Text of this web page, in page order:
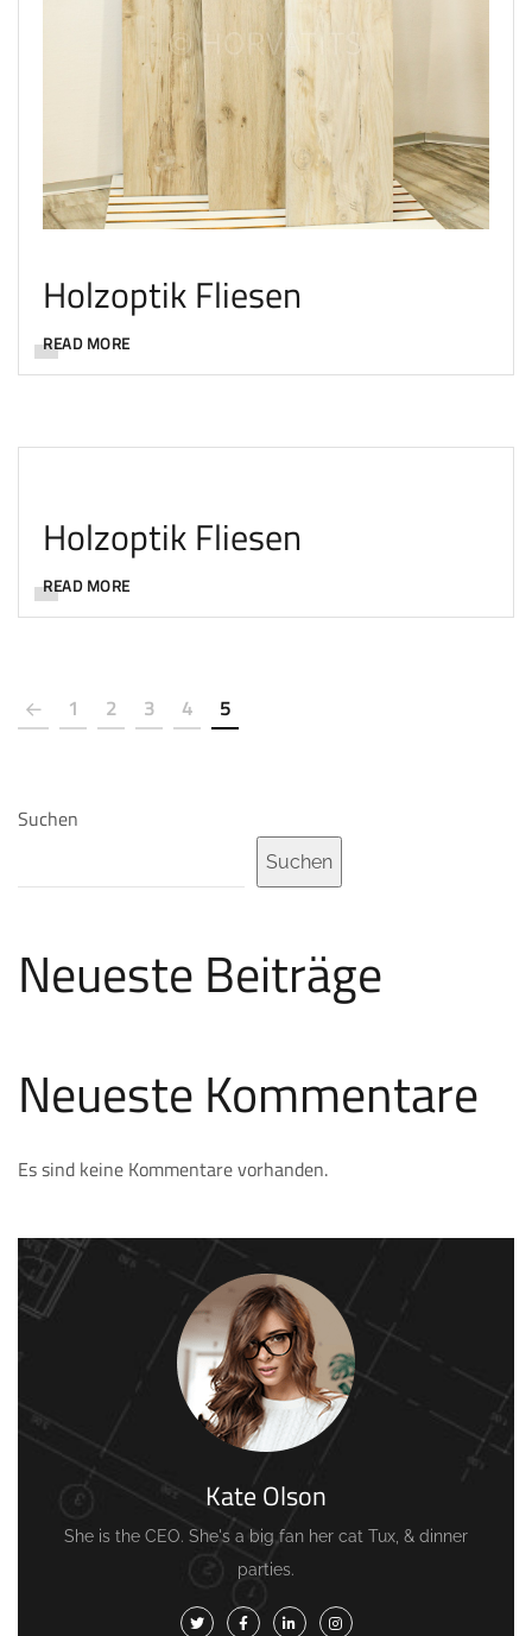
Holzoptik Fliesen
READ MORE
Holzoptik Fliesen
READ MORE
1 2 3 4 5
Suchen
Suchen
Neueste Beiträge
Neueste Kommentare
Es sind keine Kommentare vorhanden.
Kate Olson
She is the CEO. She's a big fan her cat Tux, & dinner
parties.